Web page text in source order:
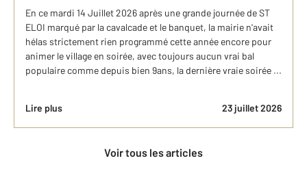
En ce mardi 14 Juillet 2026 après une grande journée de ST
ELOI marqué par la cavalcade et le banquet, la mairie n'avait
hélas strictement rien programmé cette année encore pour
animer le village en soirée, avec toujours aucun vrai bal
populaire comme depuis bien 9ans, la dernière vraie soirée ...
Lire plus 23 juillet 2026
Voir tous les articles